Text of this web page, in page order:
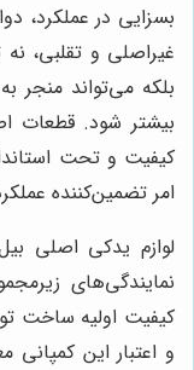
بسزایی در عملکرد،
غیراصلی و تقلبی،
بلکه می‌تواند منجر
بیشتر شود. قطعات
کیفیت و تحت
امر تضمین‌کننده
لوازم یدکی اصلی
نمایندگی‌های
کیفیت اولیه ساخت
و اعتبار این